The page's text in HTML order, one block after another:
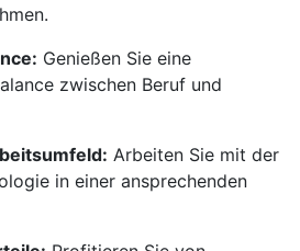
Genießen Sie eine
zwischen Beruf und
Arbeiten Sie mit der
in einer ansprechenden